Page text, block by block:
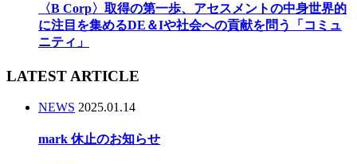
〈B Corp〉取得の第一歩、アセスメントの中身世界的
に注目を集めるDE＆Iや社会への貢献を問う「コミュ
ニティ」
LATEST ARTICLE
NEWS 2025.01.14
mark 休止のお知らせ